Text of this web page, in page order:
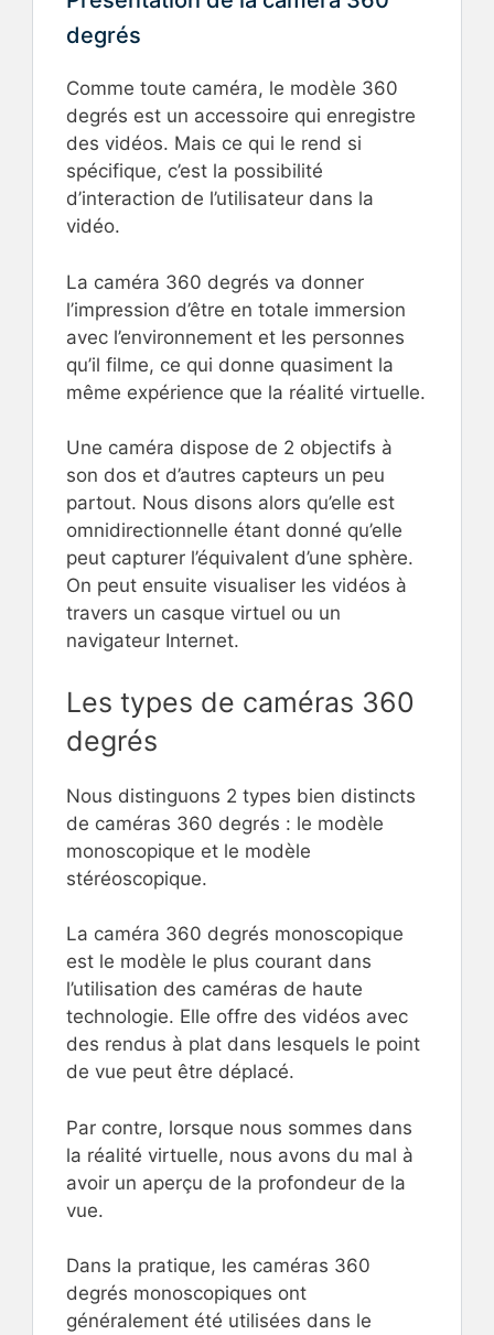
degrés
Comme toute caméra, le modèle 360
degrés est un accessoire qui enregistre
des vidéos. Mais ce qui le rend si
spécifique, c’est la possibilité
d’interaction de l’utilisateur dans la
vidéo.
La caméra 360 degrés va donner
l’impression d’être en totale immersion
avec l’environnement et les personnes
qu’il filme, ce qui donne quasiment la
même expérience que la réalité virtuelle.
Une caméra dispose de 2 objectifs à
son dos et d’autres capteurs un peu
partout. Nous disons alors qu’elle est
omnidirectionnelle étant donné qu’elle
peut capturer l’équivalent d’une sphère.
On peut ensuite visualiser les vidéos à
travers un casque virtuel ou un
navigateur Internet.
Les types de caméras 360
degrés
Nous distinguons 2 types bien distincts
de caméras 360 degrés : le modèle
monoscopique et le modèle
stéréoscopique.
La caméra 360 degrés monoscopique
est le modèle le plus courant dans
l’utilisation des caméras de haute
technologie. Elle offre des vidéos avec
des rendus à plat dans lesquels le point
de vue peut être déplacé.
Par contre, lorsque nous sommes dans
la réalité virtuelle, nous avons du mal à
avoir un aperçu de la profondeur de la
vue.
Dans la pratique, les caméras 360
degrés monoscopiques ont
généralement été utilisées dans le